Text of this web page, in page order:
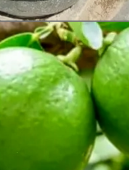
https://vietnamxua.edu.vn/nen-trong-cay-an-qua-gi-trong-vuon-nha